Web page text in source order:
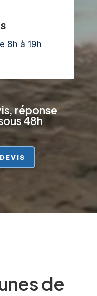
8h à 19h
réponse
48h
de